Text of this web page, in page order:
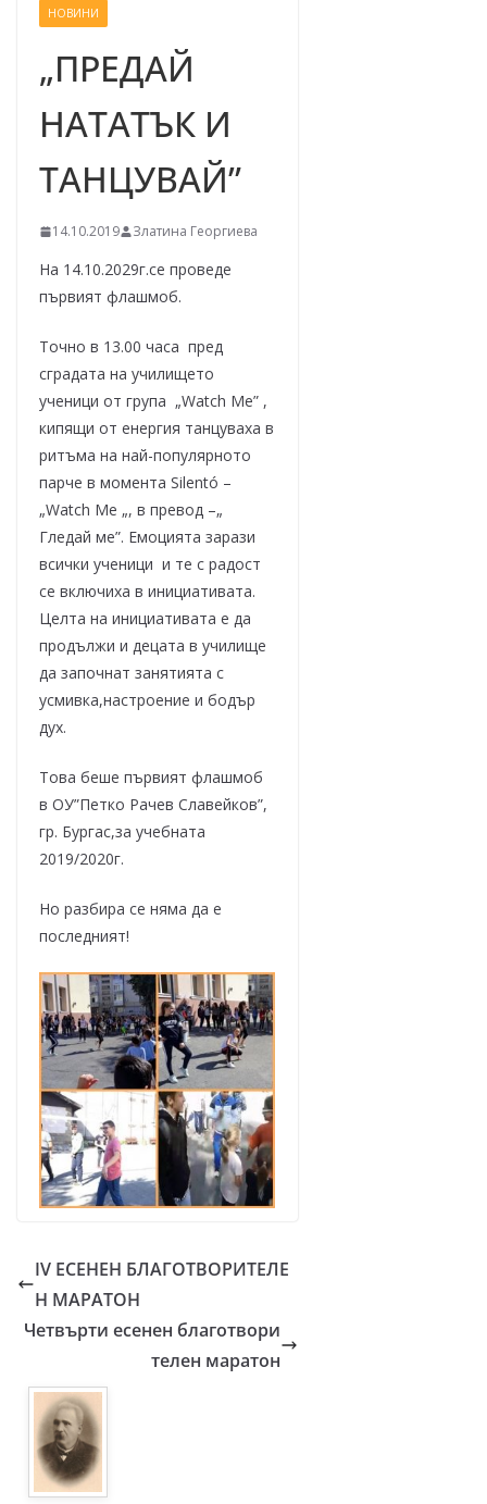
НОВИНИ
„ПРЕДАЙ
НАТАТЪК И
ТАНЦУВАЙ”
14.10.2019 Златина Георгиева
На 14.10.2029г.се проведе
първият флашмоб.
Точно в 13.00 часа пред
сградата на училището
ученици от група „Watch Me” ,
кипящи от енергия танцуваха в
ритъма на най-популярното
парче в момента Silentó –
„Watch Me „, в превод –„
Гледай ме”. Емоцията зарази
всички ученици и те с радост
се включиха в инициативата.
Целта на инициативата е да
продължи и децата в училище
да започнат занятията с
усмивка,настроение и бодър
дух.
Това беше първият флашмоб
в ОУ”Петко Рачев Славейков”,
гр. Бургас,за учебната
2019/2020г.
Но разбира се няма да е
последният!
IV ЕСЕНЕН БЛАГОТВОРИТЕЛЕ
Н МАРАТОН
Четвърти есенен благотвори
телен маратон